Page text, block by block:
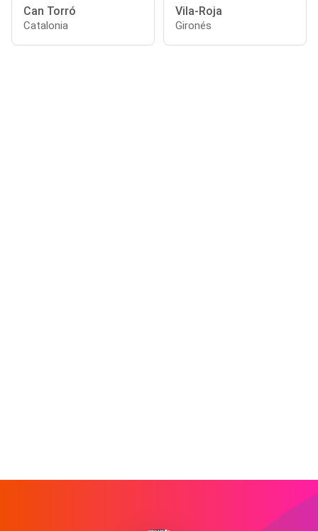
Can Torró
Catalonia
Vila-Roja
Gironés